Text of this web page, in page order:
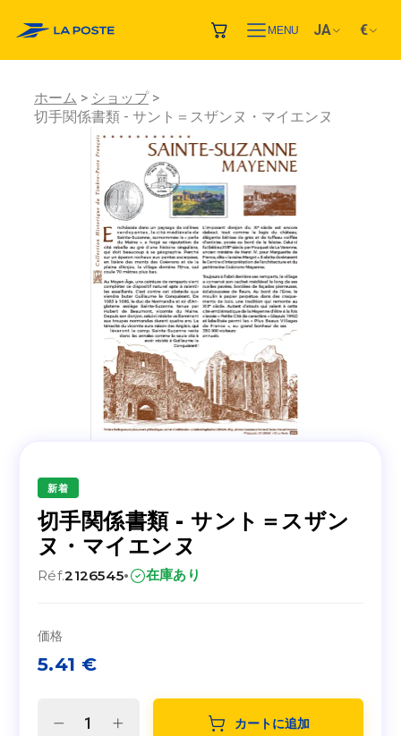
MENU JA €
ホーム
ショップ
切手関係書類 - サント＝スザンヌ・マイエンヌ
新着
切手関係書類 - サント＝スザン
ヌ・マイエンヌ
Réf.2126545· 在庫あり
価格
5.41 €
カートに追加